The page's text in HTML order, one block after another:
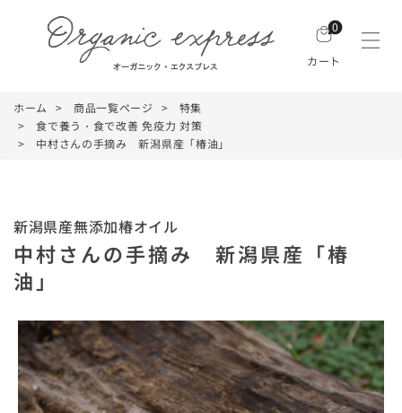
0
カート
ホーム 商品一覧ページ
特集
食で養う・食で改善 免疫力 対策
中村さんの手摘み 新潟県産「椿油」
新潟県産無添加椿オイル
中村さんの手摘み 新潟県産「椿
油」